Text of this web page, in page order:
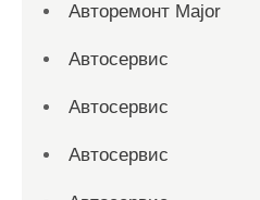
Авторемонт Major
Автосервис
Автосервис
Автосервис